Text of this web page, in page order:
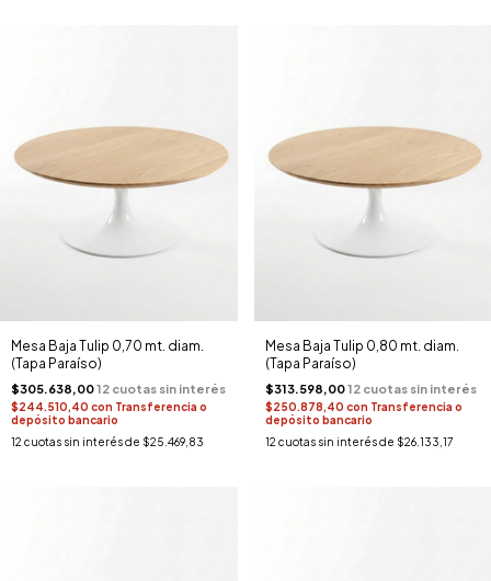
Mesa Baja Tulip 0,70 mt. diam.
(Tapa Paraíso)
$305.638,00
$244.510,40 con Transferencia o
depósito bancario
12 cuotas sin interés de $25.469,83
Mesa Baja Tulip 0,80 mt. diam.
(Tapa Paraíso)
$313.598,00
$250.878,40 con Transferencia o
depósito bancario
12 cuotas sin interés de $26.133,17